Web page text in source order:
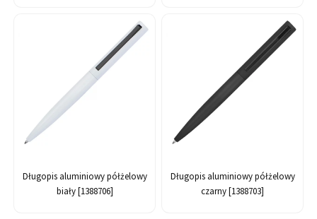
Długopis aluminiowy półżelowy
biały [1388706]
Długopis aluminiowy półżelowy
czarny [1388703]